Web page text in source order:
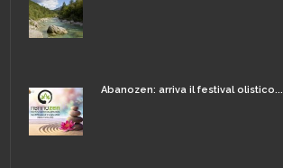
Abanozen: arriva il festival olistico...